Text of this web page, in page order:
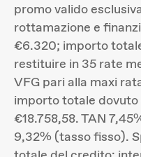
promo valido
rottamazione e
€6.320; importo
restituire in 35 rate
VFG pari alla maxi
importo totale
€18.758,58. TAN
9,32% (tasso fisso).